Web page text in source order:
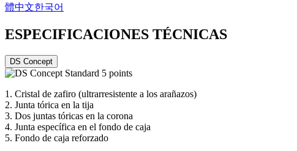
體中文한국어
ESPECIFICACIONES TÉCNICAS
DS Concept
1. Cristal de zafiro (ultrarresistente a los arañazos)
2. Junta tórica en la tija
3. Dos juntas tóricas en la corona
4. Junta específica en el fondo de caja
5. Fondo de caja reforzado